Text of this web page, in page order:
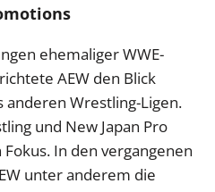
ehemaliger WWE-
AEW den Blick
anderen Wrestling-Ligen.
und New Japan Pro
In den vergangenen
unter anderem die